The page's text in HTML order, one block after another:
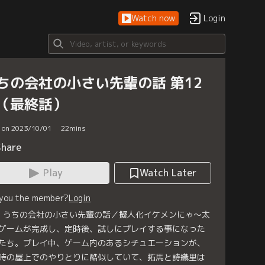
Watch now Login
の会社の小さい先輩の話 第12
最終話）
2023/10/01 22mins
Play
Watch Later
the member?Login
ちの会社の小さい先輩の話／擬人化イケメンにゃ～太
ームが完成し、定時後、試しにプレイする事になった
ち。プレイ中、ゲーム内のあるシチュエーションが、
の屋上でのやりとりに酷似していて、拓馬と詩織里は